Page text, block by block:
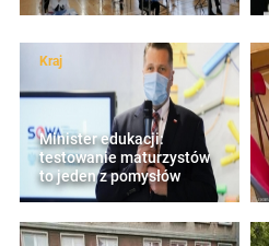
Kraj
Minister edukacji:
testowanie maturzystów
to jeden z pomysłów